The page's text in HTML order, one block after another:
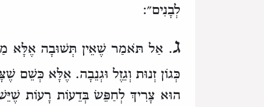
לְבָנִים״:
ג. אַל תֹּאמַר שֶׁאֵין תְּשׁוּבָה אֶלָּא
כְּגוֹן זְנוּת וְגֵזֶל וּגְנֵבָה. אֶלָּא כְּשֵׁם
הוּא צָרִיךְ לְחַפֵּשׂ בְּדֵעוֹת רָעוֹת